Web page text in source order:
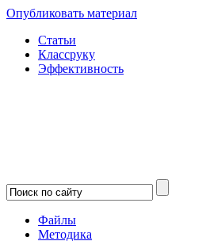
Опубликовать материал
Статьи
Классруку
Эффективность
Файлы
Методика